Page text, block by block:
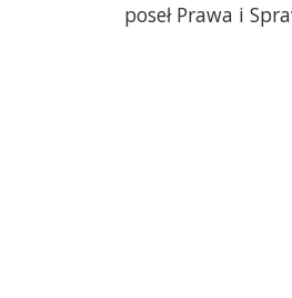
poseł Prawa i